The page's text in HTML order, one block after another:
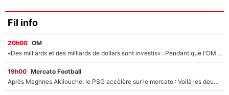
Fil info
20h00 OM
«Des milliards et des milliards de dollars sont investis» : Pendant que l'OM est en pleine crise financière, Frank McCourt lance un nouveau projet à 260M€ !
19h00 Mercato Football
Après Maghnes Akliouche, le PSG accèlère sur le mercato : Voilà les deux nouvelles recrues qui vont signer la semaine prochaine ?